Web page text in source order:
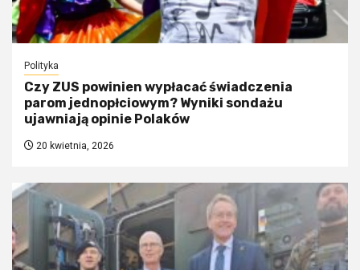
Polityka
Czy ZUS powinien wypłacać świadczenia
parom jednopłciowym? Wyniki sondażu
ujawniają opinie Polaków
20 kwietnia, 2026